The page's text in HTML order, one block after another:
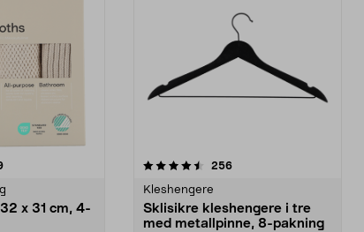
anmeldelser
x 31 cm, 4-
stjerner 256anmeldelser
Kleshengere
Sklisikre kleshengere i tre
med metallpinne, 8-pakning
4.5av 5 stjerner